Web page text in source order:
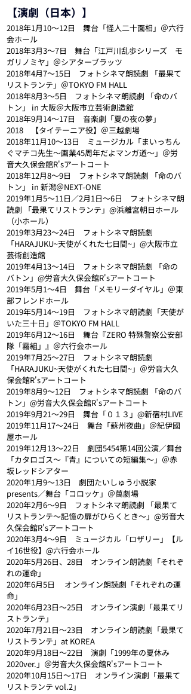
【演劇（日本）】
2018年1月10～12日　舞台「怪人二十面相」＠六行
会ホール
2018年3月3～7日　舞台「江戸川乱歩シリーズ　モ
ガリノミヤ」＠シアターブラッツ
2018年4月7～15日　フォトシネマ朗読劇 「最果て
リストランテ」＠TOKYO FM HALL
2018年8月3～5日　フォトシネマ朗読劇 「命のバ
トン」 in 大阪＠大阪市立芸術創造館
2018年9月14～17日　音楽劇「夏の夜の夢」
2018　【タイテーニア役】＠三越劇場
2018年11月10～13日　ミュージカル「まいっちん
ぐマチコ先生～画業45周年だよマンガ道～」＠労
音大久保会館R'sアートコート
2018年12月8～9日　フォトシネマ朗読劇 「命のバ
トン」 in 新潟＠NEXT-ONE
2019年1月5〜11日／2月1日〜6日　フォトシネマ朗
読劇 「最果てリストランテ」@浜離宮朝日ホール
（小ホール）
2019年3月23〜24日　フォトシネマ朗読劇
「HARAJUKU~天使がくれた七日間~」@大阪市立
芸術創造館
2019年4月13〜14日　フォトシネマ朗読劇 「命の
バトン」@労音大久保会館R'sアートコート
2019年5月1～4日　舞台「メモリーダイヤル」＠東
部フレンドホール
2019年5月14〜19日　フォトシネマ朗読劇「天使が
いた三十日」＠TOKYO FM HALL
2019年6月12～16日　舞台『ZERO 特殊警察公安部
隊「霧組」』＠六行会ホール
2019年7月25〜27日　フォトシネマ朗読劇
「HARAJUKU~天使がくれた七日間~」＠労音大久
保会館R'sアートコート
2019年8月9〜12日　フォトシネマ朗読劇 「命のバ
トン」@労音大久保会館R'sアートコート
2019年9月21〜29日　舞台「０１３」@新宿村LIVE
2019年11月17〜24日　舞台「蘇州夜曲」＠紀伊國
屋ホール
2019年12月13〜22日　劇団5454第14回公演／舞台
「カタロゴス〜『青』についての短編集～」＠赤
坂レッドシアター
2020年1月9〜13日　劇団たいしゅう小説家
presents／舞台「コロッケ」＠萬劇場
2020年2月6〜9日　フォトシネマ朗読劇 「最果て
リストランテ～記憶の扉がひらくとき～」@労音大
久保会館R'sアートコート
2020年3月4〜9日　ミュージカル「ロザリー」【ル
イ16世役】@六行会ホール
2020年5月26日、28日　オンライン朗読劇「それぞ
れの運命」
2020年6月5日　 オンライン朗読劇「それぞれの運
命」
2020年6月23日～25日　オンライン演劇「最果てリ
ストランテ」
2020年7月21日～23日　オンライン朗読劇「最果て
リストランテ」at KOREA
2020年9月18日～22日　演劇「1999年の夏休み
2020ver.」＠労音大久保会館R'sアートコート
2020年10月15日～17日　オンライン演劇「最果て
リストランテ vol.2」